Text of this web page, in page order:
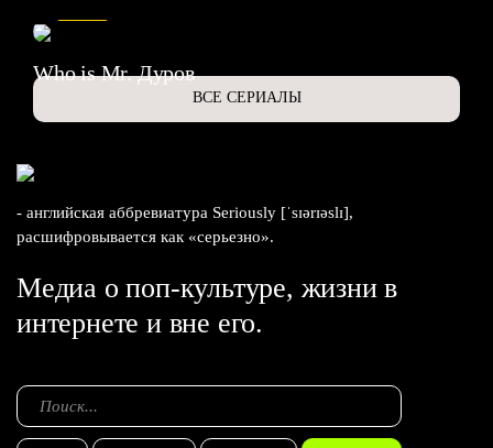
Who is Mr. Дуров
ВСЕ СЕРИАЛЫ
- английская аббревиатура Seriously [ˈsɪərɪəslɪ],
расшифровывается как «серьезно».
Медиа о поп-культуре, жизни в
интернете и вне его.